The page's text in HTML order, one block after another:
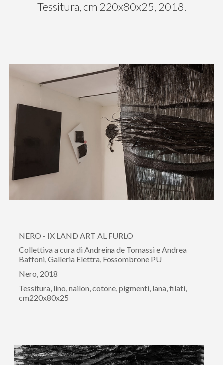
Tessitura, cm 220x80x25, 2018.
NERO - IX LAND ART AL FURLO
Collettiva a cura di Andreina de Tomassi e Andrea
Baffoni, Galleria Elettra, Fossombrone PU
Nero, 2018
Tessitura, lino, nailon, cotone, pigmenti, lana, filati,
cm220x80x25